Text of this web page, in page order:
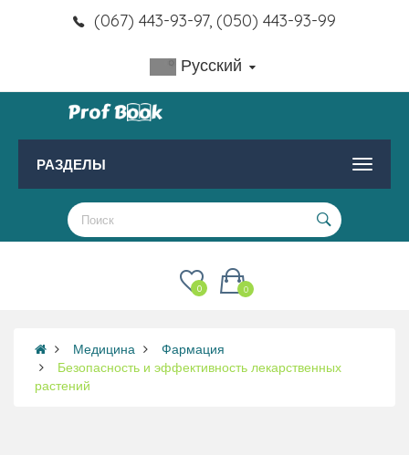
(067) 443-93-97, (050) 443-93-99
Русский
РАЗДЕЛЫ
0
0
Медицина
Фармация
Безопасность и эффективность лекарственных
растений